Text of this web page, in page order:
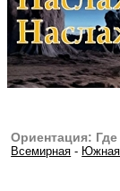
Ориентация:
Всемирная -